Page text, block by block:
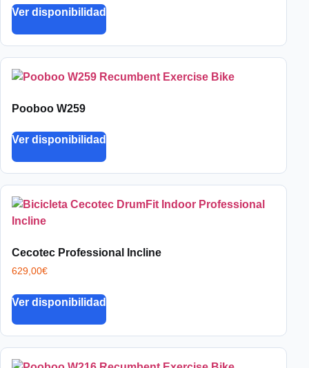
Ver disponibilidad
Pooboo W259
Ver disponibilidad
Cecotec Professional Incline
629,00€
Ver disponibilidad